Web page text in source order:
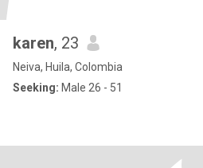
karen, 23
Neiva, Huila, Colombia
Seeking: Male 26 - 51